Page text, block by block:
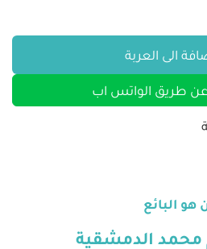
الى العربة
طريق الواتس اب
هو البائع
محمد الدمشقية